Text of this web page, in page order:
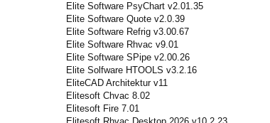
Elite Software PsyChart v2.01.35
Elite Software Quote v2.0.39
Elite Software Refrig v3.00.67
Elite Software Rhvac v9.01
Elite Software SPipe v2.00.26
Elite Solfware HTOOLS v3.2.16
EliteCAD Architektur v11
Elitesoft Chvac 8.02
Elitesoft Fire 7.01